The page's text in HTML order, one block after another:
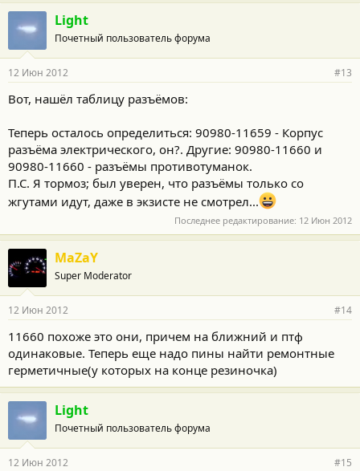
Light
Почетный пользователь форума
12 Июн 2012 #13
Вот, нашёл таблицу разъёмов:
Теперь осталось определиться: 90980-11659 - Корпус
разъёма электрического, он?. Другие: 90980-11660 и
90980-11660 - разъёмы противотуманок.
П.С. Я тормоз; был уверен, что разъёмы только со
жгутами идут, даже в экзисте не смотрел...
Последнее редактирование: 12 Июн 2012
MaZaY
Super Moderator
12 Июн 2012 #14
11660 похоже это они, причем на ближний и птф
одинаковые. Теперь еще надо пины найти ремонтные
герметичные(у которых на конце резиночка)
Light
Почетный пользователь форума
12 Июн 2012 #15